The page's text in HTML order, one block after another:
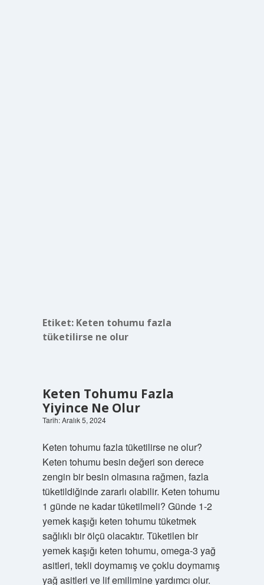
Etiket: Keten tohumu fazla
tüketilirse ne olur
Keten Tohumu Fazla
Yiyince Ne Olur
Tarih: Aralık 5, 2024
Keten tohumu fazla tüketilirse ne olur?
Keten tohumu besin değeri son derece
zengin bir besin olmasına rağmen, fazla
tüketildiğinde zararlı olabilir. Keten tohumu
1 günde ne kadar tüketilmeli? Günde 1-2
yemek kaşığı keten tohumu tüketmek
sağlıklı bir ölçü olacaktır. Tüketilen bir
yemek kaşığı keten tohumu, omega-3 yağ
asitleri, tekli doymamış ve çoklu doymamış
yağ asitleri ve lif emilimine yardımcı olur.